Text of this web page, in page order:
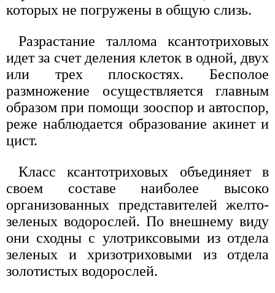
которых не погружены в общую слизь.
Разрастание таллома ксантотриховых
идет за счет деления клеток в одной, двух
или трех плоскостях. Бесполое
размножение осуществляется главным
образом при помощи зооспор и автоспор,
реже наблюдается образование акинет и
цист.
Класс ксантотриховых объединяет в
своем составе наиболее высоко
организованных представителей желто-
зеленых водорослей. По внешнему виду
они сходны с улотриксовыми из отдела
зеленых и хризотриховыми из отдела
золотистых водорослей.